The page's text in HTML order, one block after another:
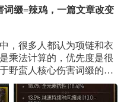
词缀=辣鸡，一篇文章改变
，很多人都认为项链和衣
乘法计算的，优先度是很
野蛮人核心伤害词缀的视
我这个问题，结果我在没
个唐突的回复，后来觉得